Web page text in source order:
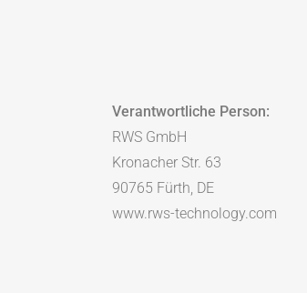
Verantwortliche Person:
RWS GmbH
Kronacher Str. 63
90765 Fürth, DE
www.rws-technology.com